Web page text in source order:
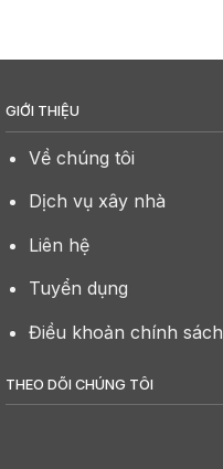
GIỚI THIỆU
Về chúng tôi
Dịch vụ xây nhà
Liên hệ
Tuyển dụng
Điều khoản chính sách
THEO DÕI CHÚNG TÔI